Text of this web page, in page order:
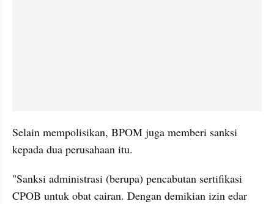
Selain mempolisikan, BPOM juga memberi sanksi
kepada dua perusahaan itu.
"Sanksi administrasi (berupa) pencabutan sertifikasi
CPOB untuk obat cairan. Dengan demikian izin edar